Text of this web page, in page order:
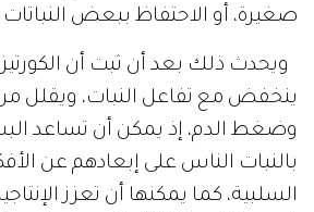
صغيرة، أو الاحتفاظ ببعض النباتات
ويحدث ذلك بعد أن ثبت أن
ينخفض ​​مع تفاعل النبات، ويقلل
وضغط الدم، إذ يمكن أن تساعد
بالنبات الناس على إبعادهم عن
السلبية، كما يمكنها أن تعزز